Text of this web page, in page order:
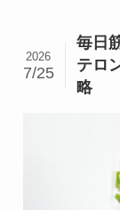
毎日
テロ
略
2026
7/25